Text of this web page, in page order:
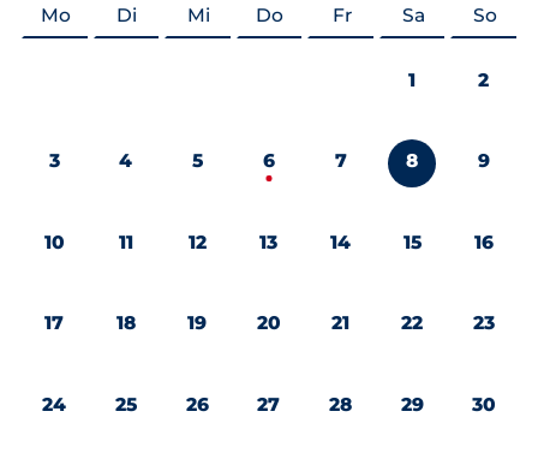
Mo Di Mi Do Fr Sa So
1 2
3 4 5 6 7 8 9
10 11 12 13 14 15 16
17 18 19 20 21 22 23
24 25 26 27 28 29 30